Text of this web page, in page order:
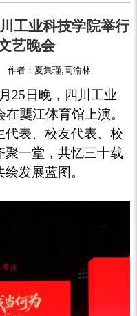
工业科技学院举行
艺晚会
作者：夏集瑾,高渝林
25日晚，四川工业
龑江体育馆上演。
表、校友代表、校
一堂，共忆三十载
发展蓝图。